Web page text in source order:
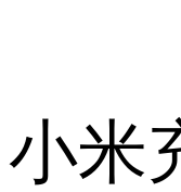
小米